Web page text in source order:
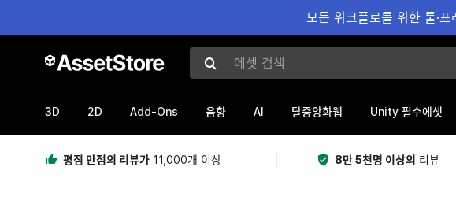
모든 워크플로를 위한 툴·
에셋 검색
3D 2D Add-Ons 음향 AI 탈중앙화웹 Unity 필수에셋
평점 만점의 리뷰가 11,000개 이상 8만 5천명 이상의 리뷰